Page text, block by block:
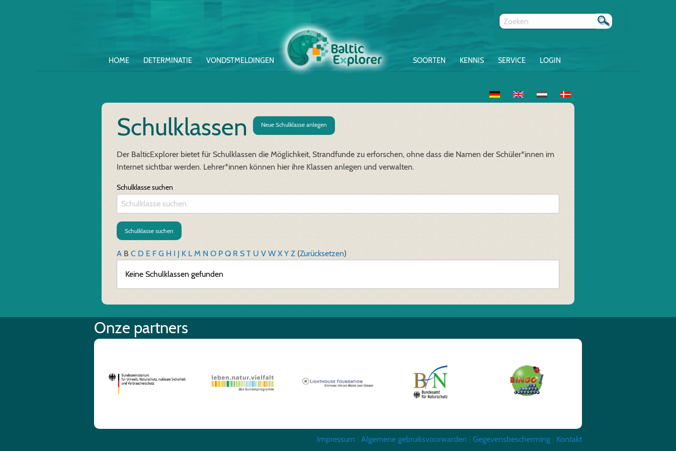
HOME DETERMINATIE VONDSTMELDINGEN SOORTEN KENNIS SERVICE LOGIN
Schulklassen Neue Schulklasse anlegen
Der BalticExplorer bietet für Schulklassen die Möglichkeit, Strandfunde zu erforschen, ohne dass die Namen der Schüler*innen im
Internet sichtbar werden. Lehrer*innen können hier ihre Klassen anlegen und verwalten.
Schulklasse suchen
Schulklasse suchen
A B C D E FG H I J K L M N O P Q R S T U V W XY Z (Zurücksetzen)
Keine Schulklassen gefunden
Onze partners
Impressum Algemene gebruiksvoorwarden Gegevensbescherming Kontakt